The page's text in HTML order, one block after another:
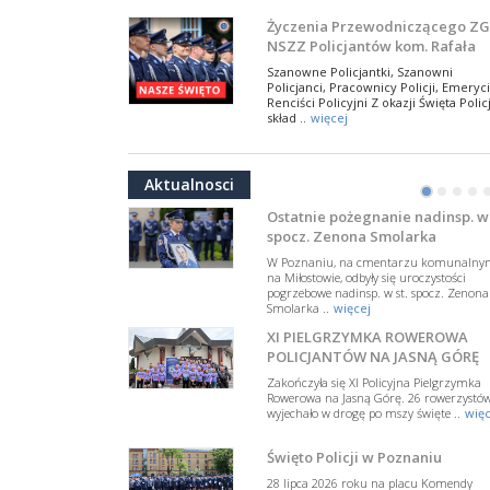
Życzenia Przewodniczącego ZG
NSZZ Policjantów kom. Rafała
Jankowskiego z okazji Święta
Policji 2026
Szanowne Policjantki, Szanowni
Policjanci, Pracownicy Policji,
Renciści Policyjni Z okazji Święta
skład .. więcej
NSZZ Policjantów: Policja nie
W przestrzeni publicznej po raz
pojawiły się wypowiedzi, które
w funkcjonariuszki i funkcjonariuszy
Policj .. więcej
Dodatkowe zarobkowanie
policjantów. NSZZP: obecne
rozwiązania wymagają zmian
zmiany przepisów regulujących
podejmowanie przez policjantów
dodatkowej pracy zarobkowe ..
więcej
Krok 1. Umorzenie. Krok 2.
z hejtem
Postępowanie dotyczące interwencji
Policji w miejscu zamieszkania red.
Tomasza Sakiewicza zostało
Aktualnosci
•• • •
NSZZ Policjantów
Na zaproszenie Zarządu Głównego NSZZ
Policjantów w Polsce gościł Rafael
Departamentu Policji w Nowym Jorku, o
.. więcej
PAMIĘTAMY I ODDAJMY HOŁD
SIERŻ. MARKOWI SIENICKIEMU
poświęconą starszemu sierżantowi Mar
Ostatnie pożegnanie nadinsp. w
spocz. Zenona Smolarka
W Poznaniu, na cmentarzu
na Miłostowie, odbyły się uroczystości
pogrzebowe nadinsp. w st. spocz. Zenona
Smolarka .. więcej
XI PIELGRZYMKA ROWEROWA
POLICJANTÓW NA JASNĄ GÓRĘ
Zakończyła się XI Policyjna Pielgrzymka
Rowerowa na Jasną Górę. 26
wyjechało w drogę po mszy święte ..
Święto Policji w Poznaniu
28 lipca 2026 roku na placu Komendy